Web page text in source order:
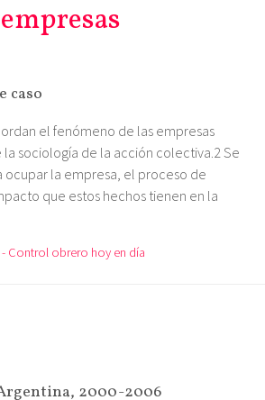
caso
el fenómeno de las empresas
sociología de la acción colectiva.2 Se
ocupar la empresa, el proceso de
que estos hechos tienen en la
- Control obrero hoy en día
2000-2006